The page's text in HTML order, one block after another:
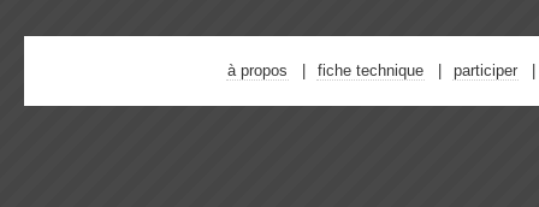
à propos fiche technique participer